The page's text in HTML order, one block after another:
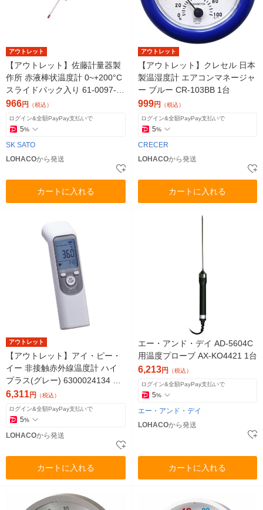
アウトレット
【アウトレット】佐藤計量器製
作所 赤液棒状温度計 0~+200°C
スライドパック入り 61-0097-0
6 1セット
966円 （税込）
ログイン&全額PayPay支払いで
5%
SK SATO
LOHACOから発送
カートに入れる
アウトレット
【アウトレット】クレセル 日本
製温湿度計 エアコンマネージャ
ー ブルー CR-103BB 1台
999円 （税込）
ログイン&全額PayPay支払いで
5%
CRECER
LOHACOから発送
カートに入れる
アウトレット
【アウトレット】アイ・ピー・
イー 非接触赤外線温度計 ハイ
プラス(グレー) 6300024134 1
台
6,311円 （税込）
ログイン&全額PayPay支払いで
5%
LOHACOから発送
カートに入れる
エー・アンド・デイ AD-5604C
用温度プローブ AX-KO4421 1台
6,213円 （税込）
ログイン&全額PayPay支払いで
5%
エー・アンド・デイ
LOHACOから発送
カートに入れる